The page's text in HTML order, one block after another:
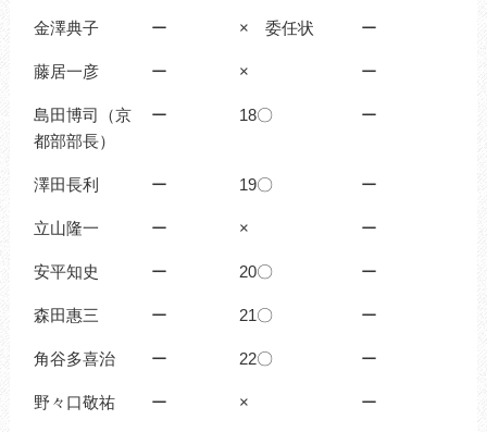
金澤典子 ー × 委任状 ー
藤居一彦 ー × ー
島田博司（京
都部部長）
ー 18〇 ー
澤田長利 ー 19〇 ー
立山隆一 ー × ー
安平知史 ー 20〇 ー
森田惠三 ー 21〇 ー
角谷多喜治 ー 22〇 ー
野々口敬祐 ー × ー